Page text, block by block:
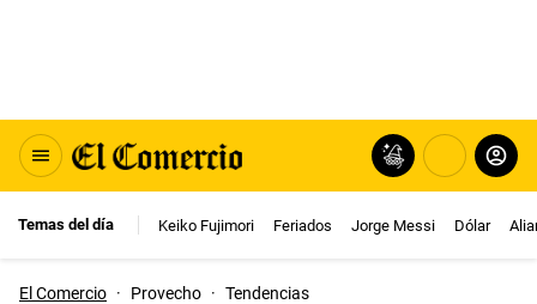
Temas del día Keiko Fujimori Feriados Jorge Messi Dólar
El Comercio · Provecho · Tendencias